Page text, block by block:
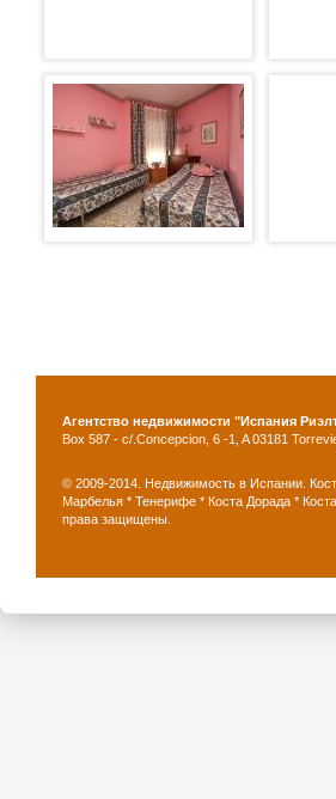
Агентство недвижимости "Испания
Box 587 - c/.Concepcion, 6 -1, A 03181
© 2009-2014. Недвижимость в Испании.
Марбелья * Тенерифе * Коста Дорада *
права защищены.